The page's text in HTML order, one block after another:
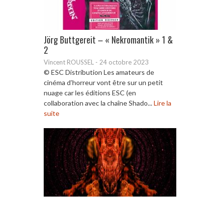
Jörg Buttgereit – « Nekromantik » 1 &
2
Vincent ROUSSEL - 24 octobre 2023
© ESC Distribution Les amateurs de
cinéma d’horreur vont être sur un petit
nuage car les éditions ESC (en
collaboration avec la chaîne Shado...Lire la
suite